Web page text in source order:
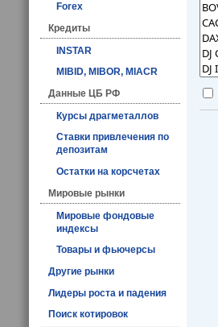
Forex
Кредиты
INSTAR
MIBID, MIBOR, MIACR
Данные ЦБ РФ
Курсы драгметаллов
Ставки привлечения по
депозитам
Остатки на корсчетах
Мировые рынки
Мировые фондовые
индексы
Товары и фьючерсы
Другие рынки
Лидеры роста и падения
Поиск котировок